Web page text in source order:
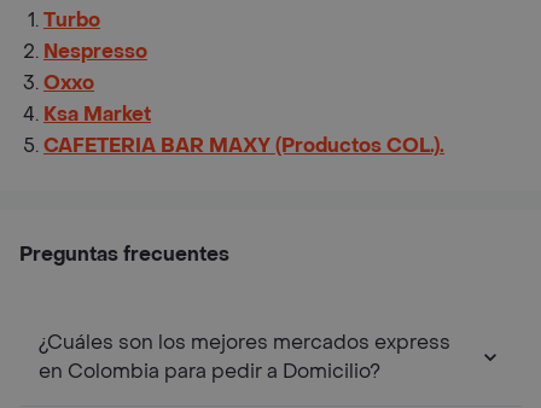
Turbo
Nespresso
Oxxo
Ksa Market
CAFETERIA BAR MAXY (Productos COL.).
Preguntas frecuentes
¿Cuáles son los mejores mercados express
en Colombia para pedir a Domicilio?